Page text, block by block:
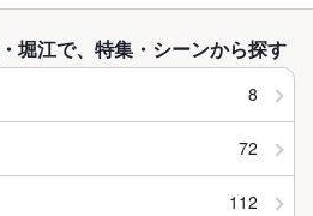
堀江で、特集・シーンから探す
8
72
112